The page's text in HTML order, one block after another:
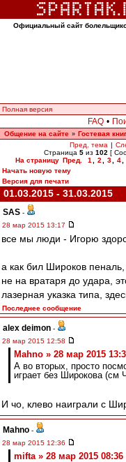
Официальный сайт
Полная версия
FAQ •
Общение на сайте » Гостевая
Пред. тема |
Страница 5 из 102 [
На страницу Пред. 1 2 3 4
Начать новую тему
Версия для печати
01.03.2015 - 31.03.2015
SAS -
28 мар 2015 13:17
все мы люди - Игорю
а как бил Широков
не на вратаря до удара,
лазерная указка типа,
Последнее сообщение
alex deimon -
28 мар 2015 12:58
Mahno » 28 мар 2015
А во вторых, просто
играет без Широкова (см
И чо, клево наиграли с
Mahno -
28 мар 2015 12:36
mifta » 28 мар 2015 08:36